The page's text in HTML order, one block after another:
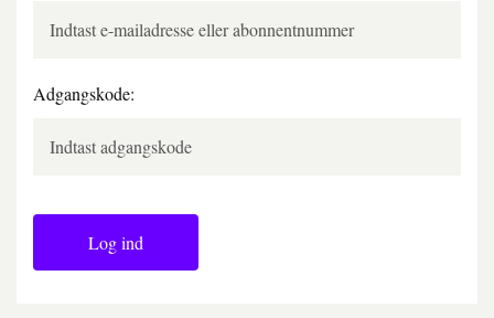
Adgangskode:
Log ind